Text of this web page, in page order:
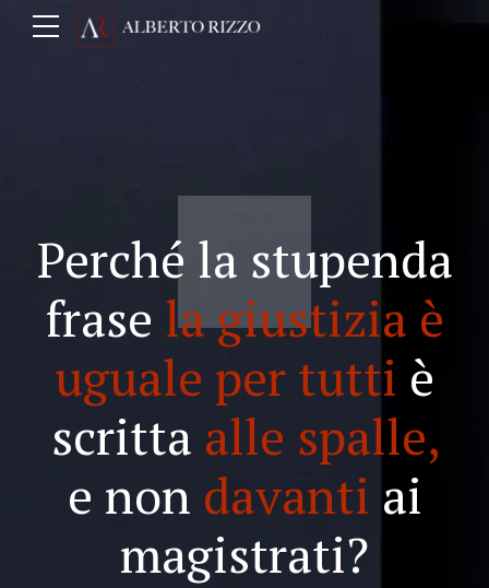
Perché la stupenda
frase la giustizia è
uguale per tutti è
scritta alle spalle,
e non davanti ai
magistrati?